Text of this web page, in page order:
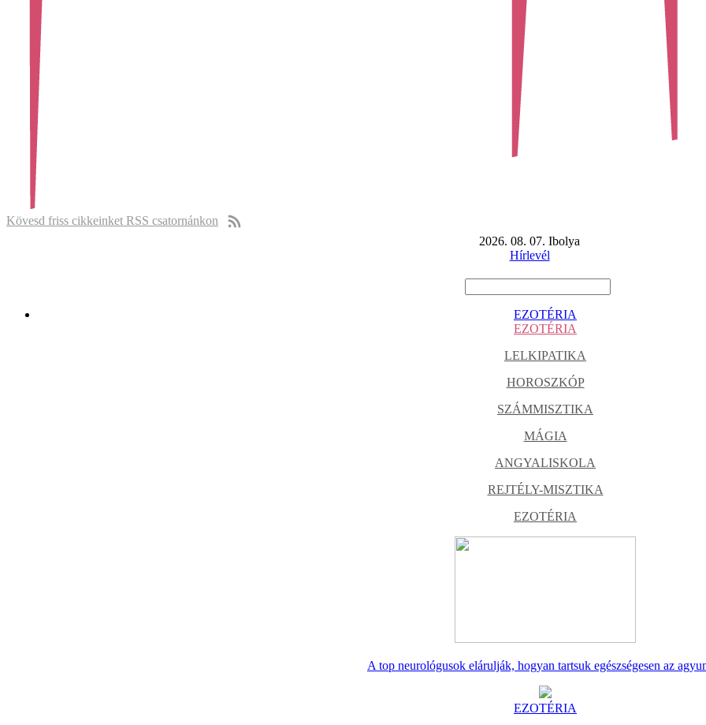
Kövesd friss cikkeinket RSS csatornánkon
2026. 08. 07. Ibolya
Hírlevél
EZOTÉRIA
EZOTÉRIA
LELKIPATIKA
HOROSZKÓP
SZÁMMISZTIKA
MÁGIA
ANGYALISKOLA
REJTÉLY-MISZTIKA
EZOTÉRIA
A top neurológusok elárulják, hogyan tartsuk egészségesen az
EZOTÉRIA